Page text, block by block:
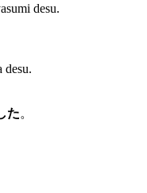
desu.
desu.
た。